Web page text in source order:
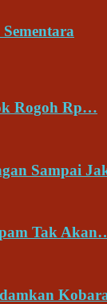
Rogoh Rp…
Sampai
Tak